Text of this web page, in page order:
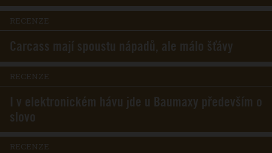
RECENZE
Carcass mají spoustu nápadů, ale málo šťávy
RECENZE
I v elektronickém hávu jde u Baumaxy především o
slovo
RECENZE